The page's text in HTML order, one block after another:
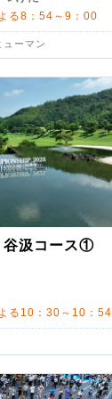
る8：54～9：00
ューマン
谷汲コース①
る10：30～10：54